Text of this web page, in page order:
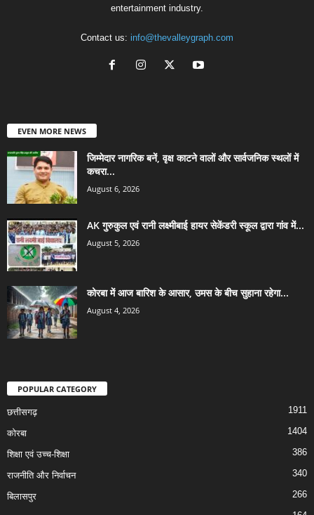
entertainment industry.
Contact us: info@thevalleygraph.com
EVEN MORE NEWS
जिम्मेदार नागरिक बनें, वृक्ष काटने वालों और सार्वजनिक स्थलों में
कचरा...
August 6, 2026
AK गुरुकुल एवं रानी लक्ष्मीबाई हायर सेकेंडरी स्कूल द्वारा गांव में...
August 5, 2026
कोरबा में आज बारिश के आसार, उमस के बीच सुहाना रहेगा...
August 4, 2026
POPULAR CATEGORY
छत्तीसगढ़ 1911
कोरबा 1404
शिक्षा एवं उच्च-शिक्षा 386
राजनीति और निर्वाचन 340
बिलासपुर 266